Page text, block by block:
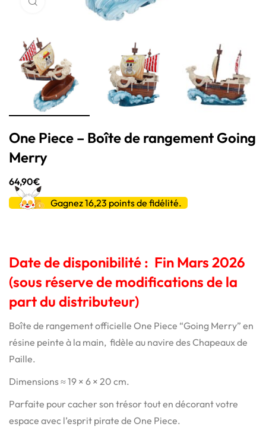
One Piece – Boîte de rangement Going
Merry
64,90€
Gagnez 16,23 points de fidélité.
Date de disponibilité : Fin Mars 2026
(sous réserve de modifications de la
part du distributeur)
Boîte de rangement officielle One Piece “Going Merry” en
résine peinte à la main, fidèle au navire des Chapeaux de
Paille.
Dimensions ≈ 19 × 6 × 20 cm.
Parfaite pour cacher son trésor tout en décorant votre
espace avec l’esprit pirate de One Piece.